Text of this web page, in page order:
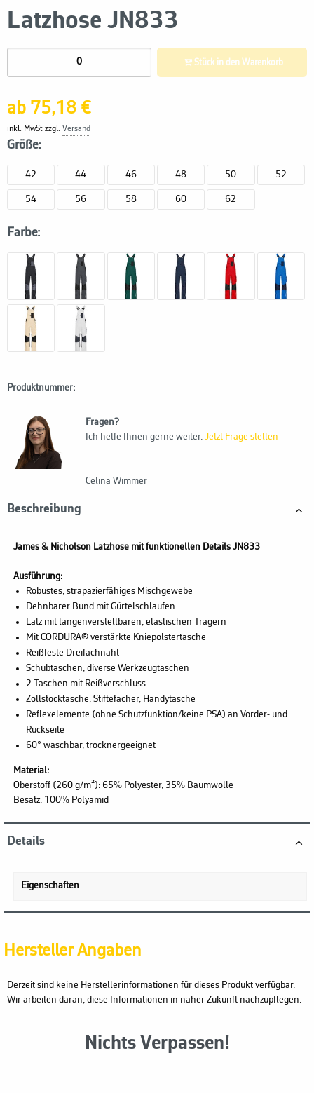
Latzhose JN833
ab 75,18 €
inkl. MwSt zzgl. Versand
Größe:
42 44 46 48 50 52
54 56 58 60 62
Farbe:
Stück in den Warenkorb
Produktnummer: -
Fragen?
Ich helfe Ihnen gerne weiter. Jetzt Frage stellen
Celina Wimmer
Beschreibung
James & Nicholson Latzhose mit funktionellen Details JN833
Ausführung:
Robustes, strapazierfähiges Mischgewebe
Dehnbarer Bund mit Gürtelschlaufen
Latz mit längenverstellbaren, elastischen Trägern
Mit CORDURA® verstärkte Kniepolstertasche
Reißfeste Dreifachnaht
Schubtaschen, diverse Werkzeugtaschen
2 Taschen mit Reißverschluss
Zollstocktasche, Stiftefächer, Handytasche
Reflexelemente (ohne Schutzfunktion/keine PSA) an Vorder- und
Rückseite
60° waschbar, trocknergeeignet
Material:
Oberstoff (260 g/m²): 65% Polyester, 35% Baumwolle
Besatz: 100% Polyamid
Details
Eigenschaften
Hersteller Angaben
Derzeit sind keine Herstellerinformationen für dieses Produkt verfügbar.
Wir arbeiten daran, diese Informationen in naher Zukunft nachzupflegen.
Nichts Verpassen!